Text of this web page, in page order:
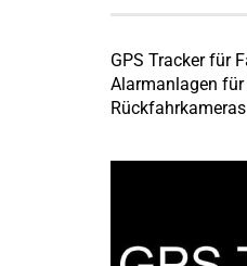
GPS Tracker für
Alarmanlagen